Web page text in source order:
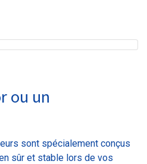
ou un
sont spécialement conçus
sûr et stable lors de vos